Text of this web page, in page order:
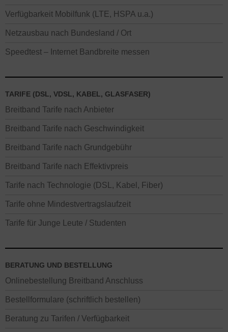
Verfügbarkeit Mobilfunk (LTE, HSPA u.a.)
Netzausbau nach Bundesland / Ort
Speedtest – Internet Bandbreite messen
TARIFE (DSL, VDSL, KABEL, GLASFASER)
Breitband Tarife nach Anbieter
Breitband Tarife nach Geschwindigkeit
Breitband Tarife nach Grundgebühr
Breitband Tarife nach Effektivpreis
Tarife nach Technologie (DSL, Kabel, Fiber)
Tarife ohne Mindestvertragslaufzeit
Tarife für Junge Leute / Studenten
BERATUNG UND BESTELLUNG
Onlinebestellung Breitband Anschluss
Bestellformulare (schriftlich bestellen)
Beratung zu Tarifen / Verfügbarkeit